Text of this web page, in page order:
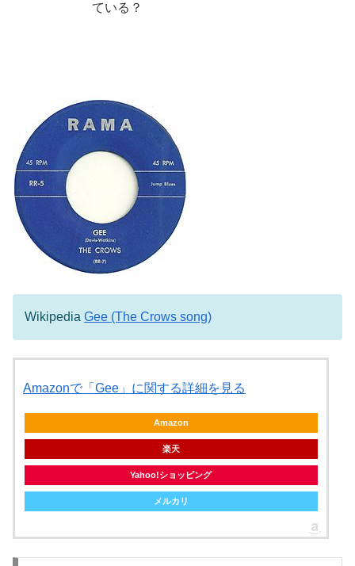
ている？
Wikipedia Gee (The Crows song)
Amazonで「Gee」に関する詳細を見る
Amazon
楽天
Yahoo!ショッピング
メルカリ